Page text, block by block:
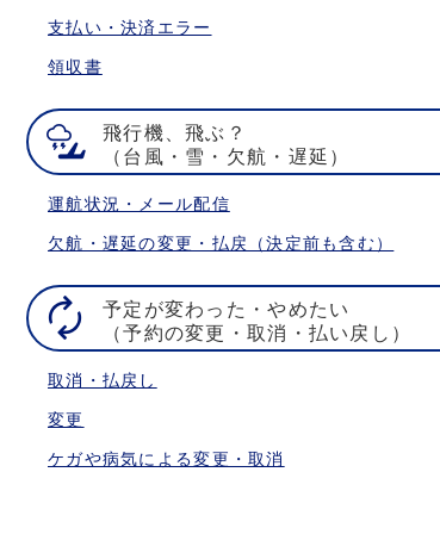
支払い・決済エラー
領収書
飛行機、飛ぶ？
（台風・雪・欠航・遅延）
運航状況・メール配信
欠航・遅延の変更・払戻（決定前も含む）
予定が変わった・やめたい
（予約の変更・取消・払い戻し）
取消・払戻し
変更
ケガや病気による変更・取消